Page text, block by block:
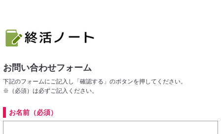
お問い合わせフォーム
下記のフォームにご記入し「確認する」のボタンを押してください。
※（必須）は必ずご記入ください。
お名前（必須）